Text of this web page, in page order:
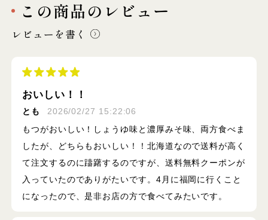
この商品のレビュー
レビューを書く
おいしい！！
とも
2026/02/27 15:22:06
もつがおいしい！しょうゆ味と濃厚みそ味、両方食べま
したが、どちらもおいしい！！北海道なので送料が高く
て注文するのに躊躇するのですが、送料無料クーポンが
入っていたのでありがたいです。4月に福岡に行くこと
になったので、是非お店の方で食べてみたいです。